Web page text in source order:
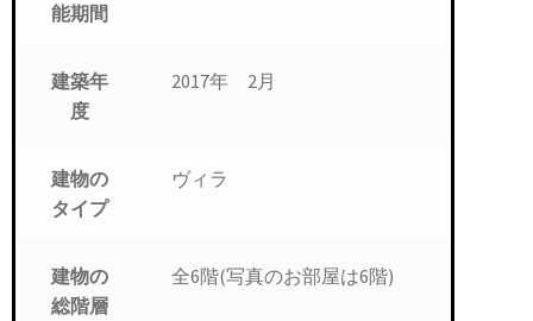
能期間
建築年
度
2017年 2月
建物の
タイプ
ヴィラ
建物の
総階層
全6階(写真のお部屋は6階)